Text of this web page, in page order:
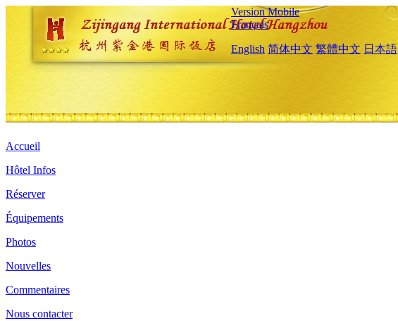
Version Mobile
Français
English 简体中文 繁體中文 日本語
Accueil
Hôtel Infos
Réserver
Équipements
Photos
Nouvelles
Commentaires
Nous contacter